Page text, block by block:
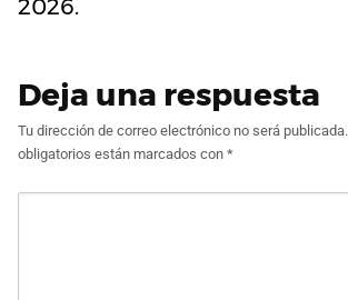
2026.
Deja una respuesta
Tu dirección de correo electrónico no será publicada.
obligatorios están marcados con *